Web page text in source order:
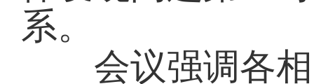
系。
会议强调各相